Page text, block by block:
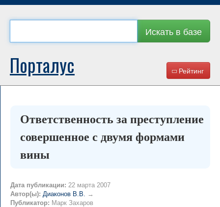
Искать в базе
Рейтинг
Порталус
Ответственность за преступление
совершенное с двумя формами
вины
Дата публикации: 22 марта 2007
Автор(ы): Диаконов В.В. →
Публикатор: Марк Захаров